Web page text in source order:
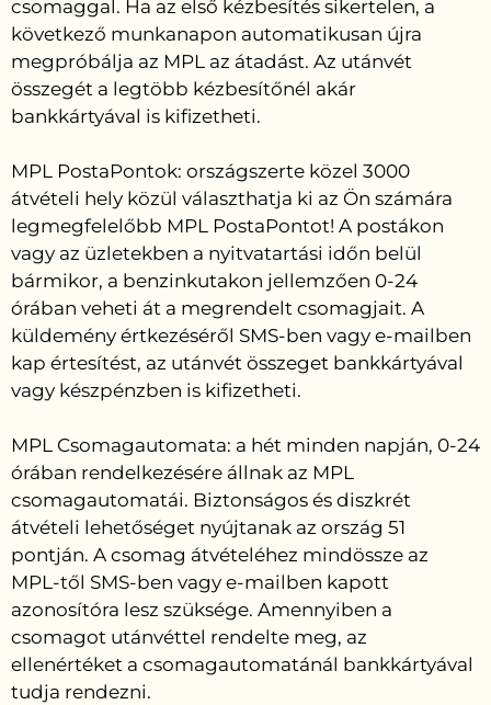
csomaggal. Ha az első kézbesítés sikertelen, a
következő munkanapon automatikusan újra
megpróbálja az MPL az átadást. Az utánvét
összegét a legtöbb kézbesítőnél akár
bankkártyával is kifizetheti.
MPL PostaPontok: országszerte közel 3000
átvételi hely közül választhatja ki az Ön számára
legmegfelelőbb MPL PostaPontot! A postákon
vagy az üzletekben a nyitvatartási időn belül
bármikor, a benzinkutakon jellemzően 0-24
órában veheti át a megrendelt csomagjait. A
küldemény értkezéséről SMS-ben vagy e-mailben
kap értesítést, az utánvét összeget bankkártyával
vagy készpénzben is kifizetheti.
MPL Csomagautomata: a hét minden napján, 0-24
órában rendelkezésére állnak az MPL
csomagautomatái. Biztonságos és diszkrét
átvételi lehetőséget nyújtanak az ország 51
pontján. A csomag átvételéhez mindössze az
MPL-től SMS-ben vagy e-mailben kapott
azonosítóra lesz szüksége. Amennyiben a
csomagot utánvéttel rendelte meg, az
ellenértéket a csomagautomatánál bankkártyával
tudja rendezni.